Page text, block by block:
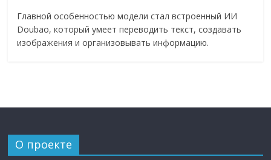
Главной особенностью модели стал встроенный ИИ
Doubao, который умеет переводить текст, создавать
изображения и организовывать информацию.
О проекте